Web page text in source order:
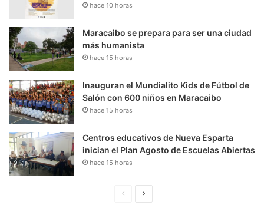
hace 10 horas
Maracaibo se prepara para ser una ciudad
más humanista
hace 15 horas
Inauguran el Mundialito Kids de Fútbol de
Salón con 600 niños en Maracaibo
hace 15 horas
Centros educativos de Nueva Esparta
inician el Plan Agosto de Escuelas Abiertas
hace 15 horas